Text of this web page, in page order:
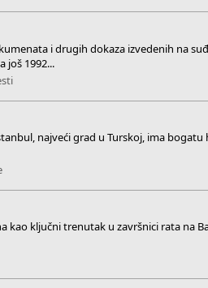
i drugih dokaza izvedenih na
još 1992...
najveći grad u Turskoj, ima
ključni trenutak u završnici rata na